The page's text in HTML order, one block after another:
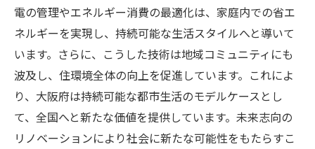
電の管理やエネルギー消費の最適化は、家庭内での省エ
ネルギーを実現し、持続可能な生活スタイルへと導いて
います。さらに、こうした技術は地域コミュニティにも
波及し、住環境全体の向上を促進しています。これによ
り、大阪府は持続可能な都市生活のモデルケースとし
て、全国へと新たな価値を提供しています。未来志向の
リノベーションにより社会に新たな可能性をもたらすこ